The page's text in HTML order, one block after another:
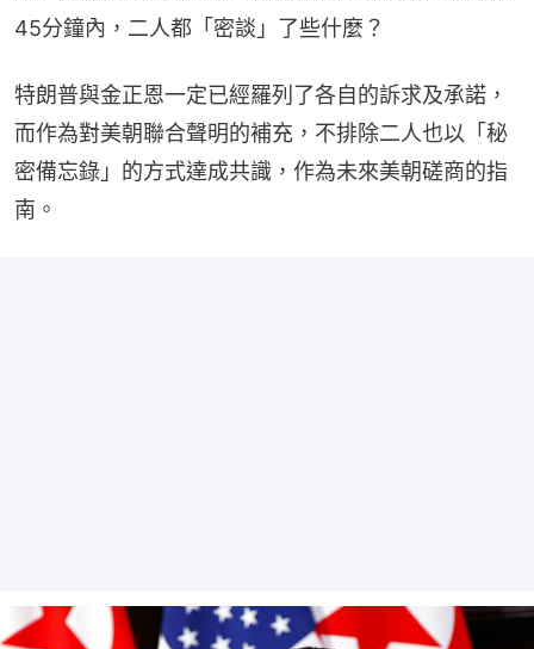
45分鐘內，二人都「密談」了些什麼？
特朗普與金正恩一定已經羅列了各自的訴求及承諾，
而作為對美朝聯合聲明的補充，不排除二人也以「秘
密備忘錄」的方式達成共識，作為未來美朝磋商的指
南。